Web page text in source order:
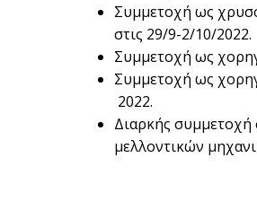
Συμμετοχή ως
στις 29/9-2/10/2022.
Συμμετοχή ως
Συμμετοχή ως
2022.
Διαρκής συμμετοχή
μελλοντικών